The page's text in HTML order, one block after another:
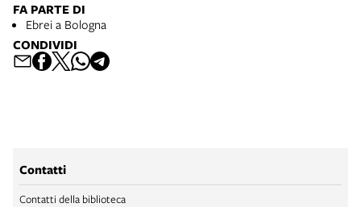
FA PARTE DI
Ebrei a Bologna
CONDIVIDI
Contatti
Contatti della biblioteca